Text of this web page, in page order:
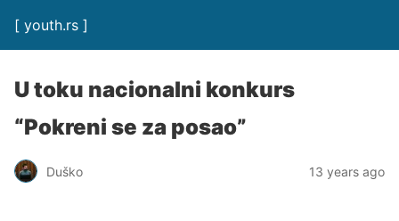
[ youth.rs ]
U toku nacionalni konkurs
“Pokreni se za posao”
Duško 13 years ago